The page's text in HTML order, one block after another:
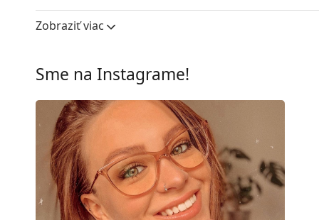
Šírka:
Šírka mostíka:
Nastaviteľné sedielka:
Flexi pánt:
Slnečný klip:
Nie
Príslušenstvo
Puzdro:
Áno
Zobraziť viac
Sme na Instagrame!